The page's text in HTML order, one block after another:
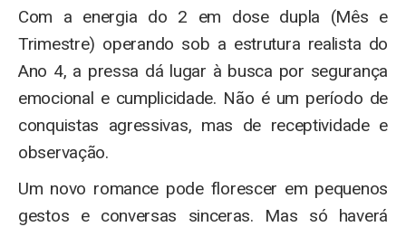
Com a energia do 2 em dose dupla (Mês e
Trimestre) operando sob a estrutura realista do
Ano 4, a pressa dá lugar à busca por segurança
emocional e cumplicidade. Não é um período de
conquistas agressivas, mas de receptividade e
observação.
Um novo romance pode florescer em pequenos
gestos e conversas sinceras. Mas só haverá